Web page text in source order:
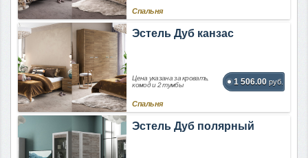
Спальня
Эстель Дуб канзас
Цена указана за кровать,
комод и 2 тумбы
1 506.00 руб.
Спальня
Эстель Дуб полярный